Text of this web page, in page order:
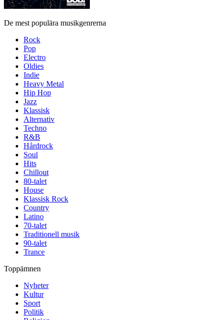
De mest populära musikgenrerna
Rock
Pop
Electro
Oldies
Indie
Heavy Metal
Hip Hop
Jazz
Klassisk
Alternativ
Techno
R&B
Hårdrock
Soul
Hits
Chillout
80-talet
House
Klassisk Rock
Country
Latino
70-talet
Traditionell musik
90-talet
Trance
Toppämnen
Nyheter
Kultur
Sport
Politik